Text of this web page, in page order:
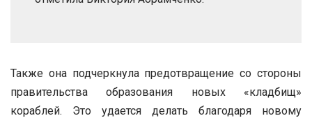
Также она подчеркнула предотвращение со стороны
правительства образования новых «кладбищ»
кораблей. Это удается делать благодаря новому